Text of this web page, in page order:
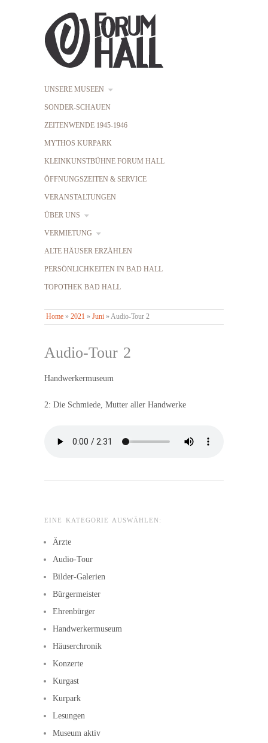
UNSERE MUSEEN
SONDER-SCHAUEN
ZEITENWENDE 1945-1946
MYTHOS KURPARK
KLEINKUNSTBÜHNE FORUM HALL
ÖFFNUNGSZEITEN & SERVICE
VERANSTALTUNGEN
ÜBER UNS
VERMIETUNG
ALTE HÄUSER ERZÄHLEN
PERSÖNLICHKEITEN IN BAD HALL
TOPOTHEK BAD HALL
Home » 2021 » Juni »Audio-Tour 2
Audio-Tour 2
Handwerkermuseum
2: Die Schmiede, Mutter aller Handwerke
EINE KATEGORIE AUSWÄHLEN:
Ärzte
Audio-Tour
Bilder-Galerien
Bürgermeister
Ehrenbürger
Handwerkermuseum
Häuserchronik
Konzerte
Kurgast
Kurpark
Lesungen
Museum aktiv